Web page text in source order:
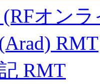
オン
RMT
RMT